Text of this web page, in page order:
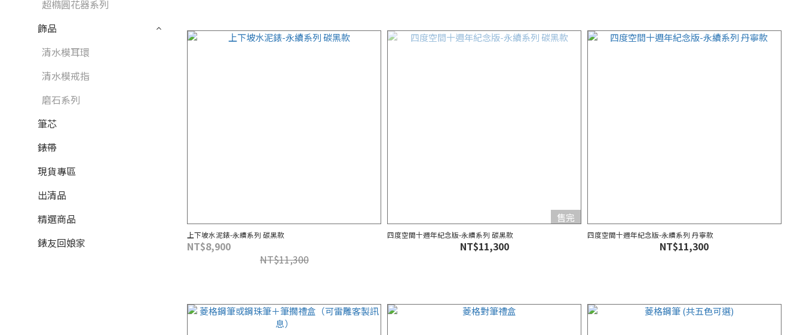
超橢圓花器系列
飾品
清水模耳環
清水模戒指
磨石系列
筆芯
錶帶
現貨專區
出清品
精選商品
錶友回娘家
上下坡水泥錶-永續系列 碳黑款
NT$8,900
NT$11,300
售完
四度空間十週年紀念版-永續系列 碳黑款
NT$11,300
四度空間十週年紀念版-永續系列 丹寧款
NT$11,300